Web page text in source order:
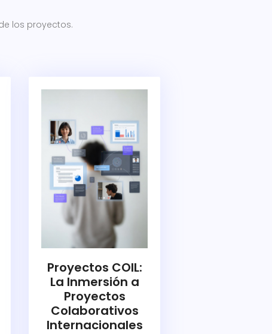
los proyectos.
Proyectos COIL:
La Inmersión a
Proyectos
Colaborativos
Internacionales